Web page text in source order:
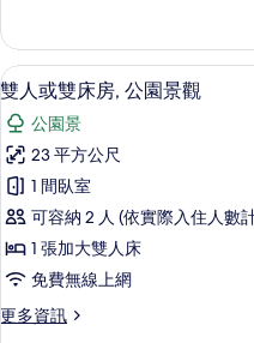
房
的
所
有
相
片
雙
人
或
床
房
的
詳
情
顯
示
雙
人
或
雙
床
房,
公
7
雙人或雙床房, 公園景觀
公園景
23 平方公尺
1 間臥室
可容納 2 人 (依實際入住人數
1 張加大雙人床
免費無線上網
更多資訊
更